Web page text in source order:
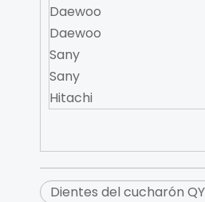
Daewoo
Daewoo
Sany
Sany
Hitachi
Dientes del cucharón